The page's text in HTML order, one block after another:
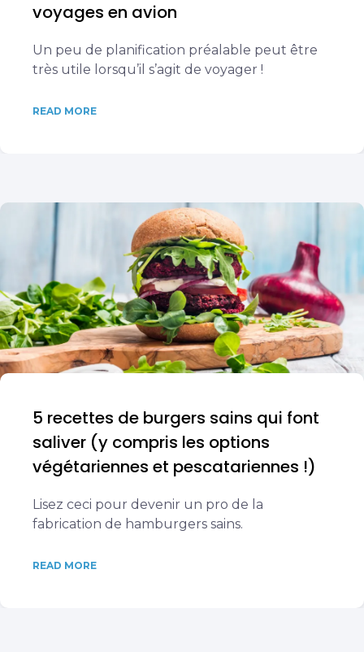
voyages en avion
Un peu de planification préalable peut être
très utile lorsqu’il s’agit de voyager !
READ MORE
5 recettes de burgers sains qui font
saliver (y compris les options
végétariennes et pescatariennes !)
Lisez ceci pour devenir un pro de la
fabrication de hamburgers sains.
READ MORE